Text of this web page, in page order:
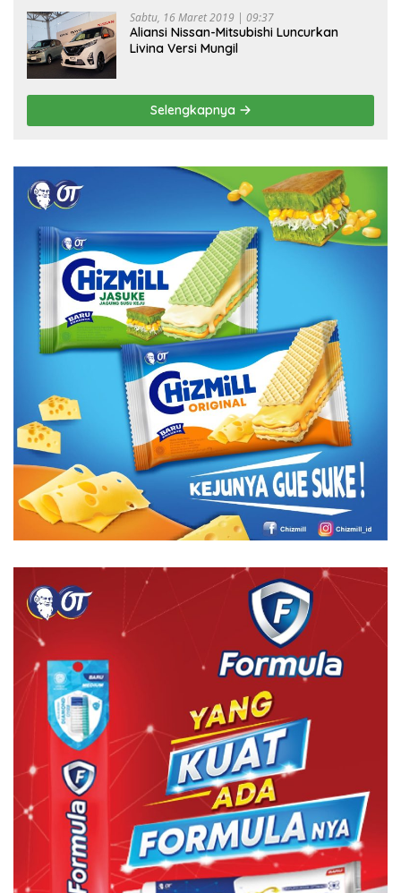
Sabtu, 16 Maret 2019 | 09:37
Aliansi Nissan-Mitsubishi Luncurkan
Livina Versi Mungil
Selengkapnya